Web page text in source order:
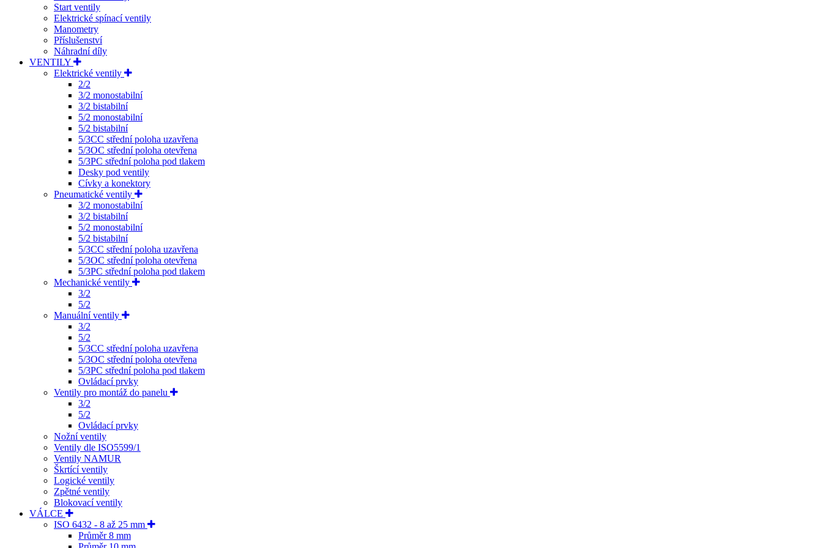
Start ventily
Elektrické spínací ventily
Manometry
Příslušenství
Náhradní díly
VENTILY
Elektrické ventily
2/2
3/2 monostabilní
3/2 bistabilní
5/2 monostabilní
5/2 bistabilní
5/3CC střední poloha uzavřena
5/3OC střední poloha otevřena
5/3PC střední poloha pod tlakem
Desky pod ventily
Cívky a konektory
Pneumatické ventily
3/2 monostabilní
3/2 bistabilní
5/2 monostabilní
5/2 bistabilní
5/3CC střední poloha uzavřena
5/3OC střední poloha otevřena
5/3PC střední poloha pod tlakem
Mechanické ventily
3/2
5/2
Manuální ventily
3/2
5/2
5/3CC střední poloha uzavřena
5/3OC střední poloha otevřena
5/3PC střední poloha pod tlakem
Ovládací prvky
Ventily pro montáž do panelu
3/2
5/2
Ovládací prvky
Nožní ventily
Ventily dle ISO5599/1
Ventily NAMUR
Škrtící ventily
Logické ventily
Zpětné ventily
Blokovací ventily
VÁLCE
ISO 6432 - 8 až 25 mm
Průměr 8 mm